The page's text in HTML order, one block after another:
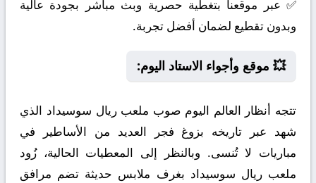
✅ عبر موقعنا بتغطية حصرية وبث مباشر بجودة عالية
وبدون تقطيع لضمان أفضل تجربة.
💥 موقع وأجواء الاستاد اليوم:
تتجه أنظار العالم اليوم صوب ملعب ريال سوسيداد الذي
شهد عبر تاريخه بزوغ فجر العديد من الأساطير في
مباريات لا تُنسى. وبالنظر إلى المعطيات الحالية، زُود
ملعب ريال سوسيداد بغرف ملابس حديثة تضم مرافق